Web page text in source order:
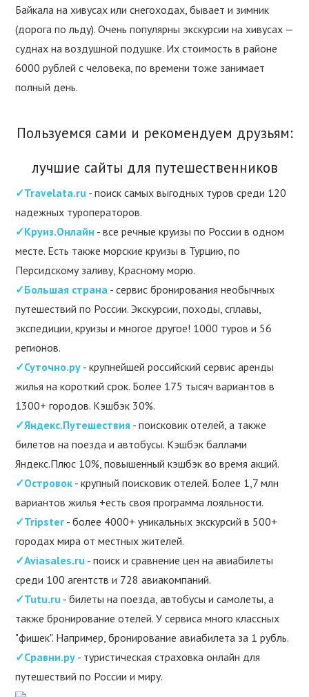
Байкала на хивусах или снегоходах, бывает и зимник
(дорога по льду). Очень популярны экскурсии на хивусах —
суднах на воздушной подушке. Их стоимость в районе
6000 рублей с человека, по времени тоже занимает
полный день.
Пользуемся сами и рекомендуем друзьям:
лучшие сайты для путешественников
✓Travelata.ru - поиск самых выгодных туров среди 120
надежных туроператоров.
✓Круиз.Онлайн - все речные круизы по России в одном
месте. Есть также морские круизы в Турцию, по
Персидскому заливу, Красному морю.
✓Большая страна - сервис бронирования необычных
путешествий по России. Экскурсии, походы, сплавы,
экспедиции, круизы и многое другое! 1000 туров и 56
регионов.
✓Суточно.ру - крупнейшей российский сервис аренды
жилья на короткий срок. Более 175 тысяч вариантов в
1300+ городов. Кэшбэк 30%.
✓Яндекс.Путешествия - поисковик отелей, а также
билетов на поезда и автобусы. Кэшбэк баллами
Яндекс.Плюс 10%, повышенный кэшбэк во время акций.
✓Островок - крупный поисковик отелей. Более 1,7 млн
вариантов жилья +есть своя программа лояльности.
✓Tripster - более 4000+ уникальных экскурсий в 500+
городах мира от местных жителей.
✓Aviasales.ru - поиск и сравнение цен на авиабилеты
среди 100 агентств и 728 авиакомпаний.
✓Tutu.ru - билеты на поезда, автобусы и самолеты, а
также бронирование отелей. У сервиса много классных
"фишек". Например, бронирование авиабилета за 1 рубль.
✓Сравни.ру - туристическая страховка онлайн для
путешествий по России и миру.